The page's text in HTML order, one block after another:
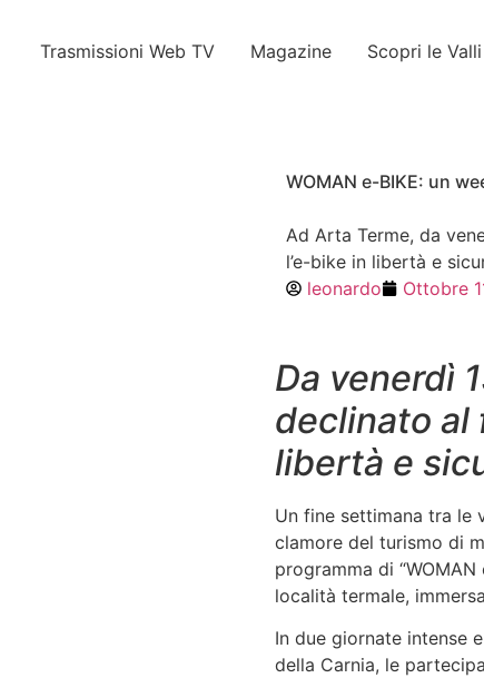
Trasmissioni Web TV Magazine Scopri le
WOMAN e-BIKE: un
Ad Arta Terme, da
l’e-bike in libertà e
leonardo
Ottobre
Da venerdì
declinato al
libertà e
Un fine settimana tra le
clamore del turismo di
programma di
località termale,
In due giornate intense
della Carnia, le